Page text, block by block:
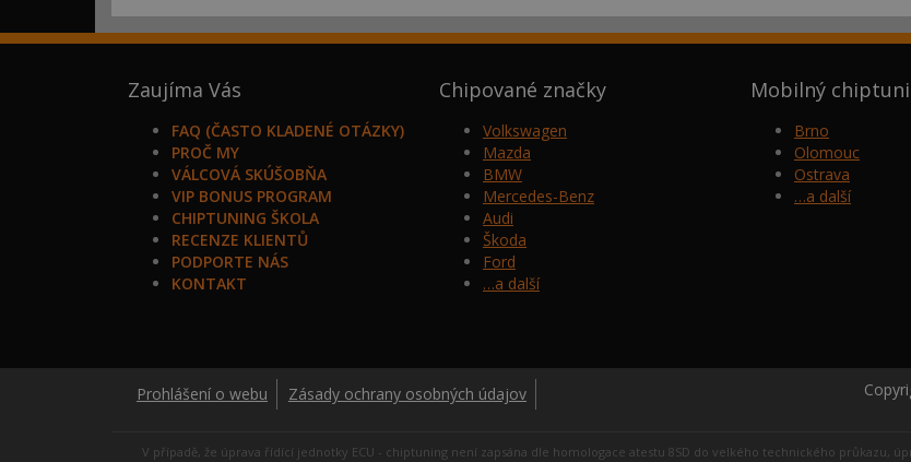
Zaujíma Vás
FAQ (ČASTO KLADENÉ OTÁZKY)
PROČ MY
VÁLCOVÁ SKÚŠOBŇA
VIP BONUS PROGRAM
CHIPTUNING ŠKOLA
RECENZE KLIENTŮ
PODPORTE NÁS
KONTAKT
Chipované značky
Volkswagen
Mazda
BMW
Mercedes-Benz
Audi
Škoda
Ford
…a další
Mobilný
Brno
Olomouc
Ostrava
…a další
Prohlášení o webu Zásady ochrany osobných údajov
V případě, že úprava řídící jednotky ECU - chiptuning není zapsána dle homologace atestu 8SD do velkého technického průkazu,